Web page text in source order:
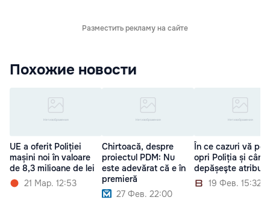
Разместить рекламу на сайте
Похожие новости
UE a oferit Poliției
mașini noi în valoare
de 8,3 milioane de lei
21 Мар. 12:53
Chirtoacă, despre
proiectul PDM: Nu
este adevărat că e în
premieră
27 Фев. 22:00
În ce cazuri vă
opri Poliția și când
depășeşte
19 Фев. 15:32